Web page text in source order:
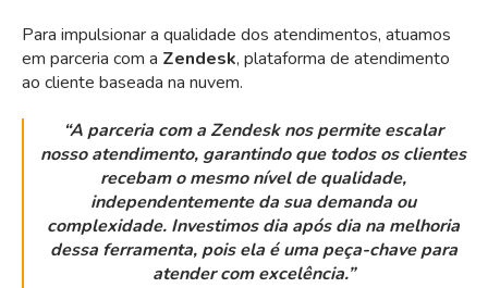
Para impulsionar a qualidade dos atendimentos, atuamos
em parceria com a Zendesk, plataforma de atendimento
ao cliente baseada na nuvem.
“A parceria com a Zendesk nos permite escalar
nosso atendimento, garantindo que todos os clientes
recebam o mesmo nível de qualidade,
independentemente da sua demanda ou
complexidade. Investimos dia após dia na melhoria
dessa ferramenta, pois ela é uma peça-chave para
atender com excelência.”